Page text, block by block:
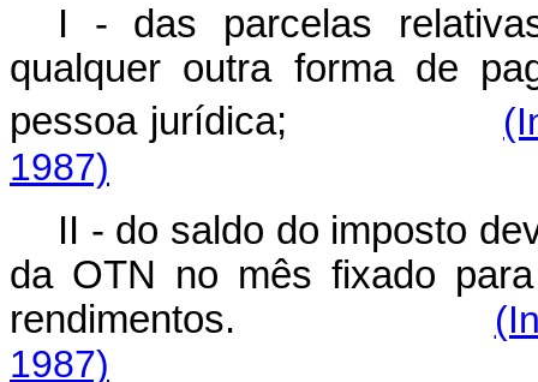
I - das parcelas
qualquer outra forma de
pessoa jurídica;
1987)
II - do saldo do imposto
da OTN no mês fixado
rendimentos.
1987)